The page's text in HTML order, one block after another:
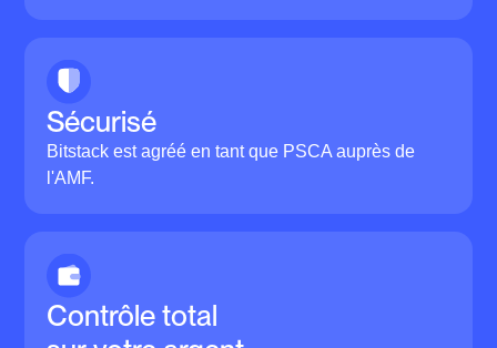
Sécurisé
Bitstack est agréé en tant que PSCA auprès de
l'AMF.
Contrôle total